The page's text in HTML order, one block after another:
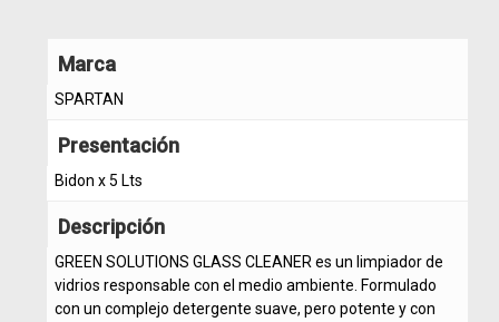
Marca
SPARTAN
Presentación
Bidon x 5 Lts
Descripción
GREEN SOLUTIONS GLASS CLEANER es un limpiador de
vidrios responsable con el medio ambiente. Formulado
con un complejo detergente suave, pero potente y con